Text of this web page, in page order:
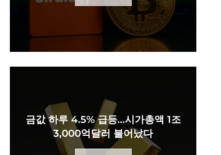
금값 하루 4.5% 급등…시가총액 1조
3,000억달러 불어났다